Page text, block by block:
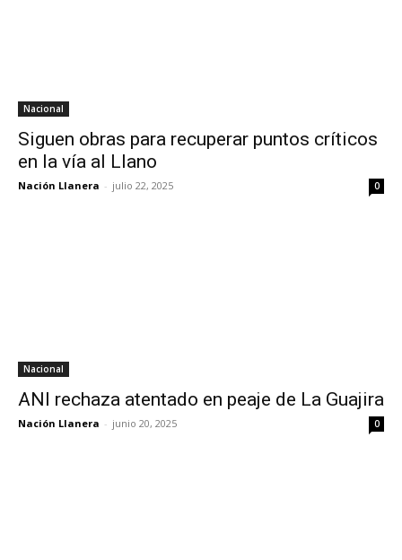
Nacional
Siguen obras para recuperar puntos críticos
en la vía al Llano
Nación Llanera - julio 22, 2025 0
Nacional
ANI rechaza atentado en peaje de La Guajira
Nación Llanera - junio 20, 2025 0